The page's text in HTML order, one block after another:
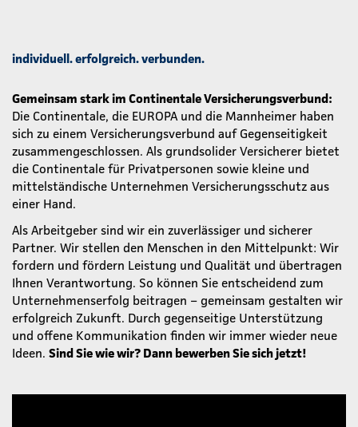
individuell. erfolgreich. verbunden.
Gemeinsam stark im Continentale Versicherungsverbund:
Die Continentale, die EUROPA und die Mannheimer haben
sich zu einem Versicherungsverbund auf Gegenseitigkeit
zusammengeschlossen. Als grundsolider Versicherer bietet
die Continentale für Privatpersonen sowie kleine und
mittelständische Unternehmen Versicherungsschutz aus
einer Hand.
Als Arbeitgeber sind wir ein zuverlässiger und sicherer
Partner. Wir stellen den Menschen in den Mittelpunkt: Wir
fordern und fördern Leistung und Qualität und übertragen
Ihnen Verantwortung. So können Sie entscheidend zum
Unternehmenserfolg beitragen – gemeinsam gestalten wir
erfolgreich Zukunft. Durch gegenseitige Unterstützung
und offene Kommunikation finden wir immer wieder neue
Ideen. Sind Sie wie wir? Dann bewerben Sie sich jetzt!